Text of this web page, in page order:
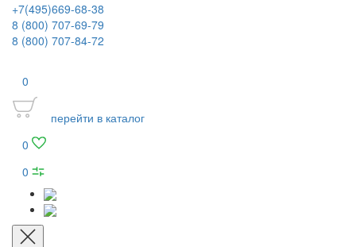
+7(495)669-68-38
8 (800) 707-69-79
8 (800) 707-84-72
0
перейти в каталог
0
0